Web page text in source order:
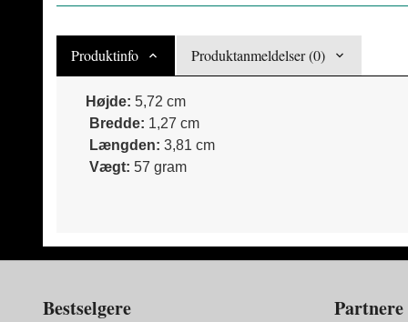
Produktinfo Produktanmeldelser (0)
Højde: 5,72 cm
Bredde: 1,27 cm
Længden: 3,81 cm
Vægt: 57 gram
Bestselgere Partnere